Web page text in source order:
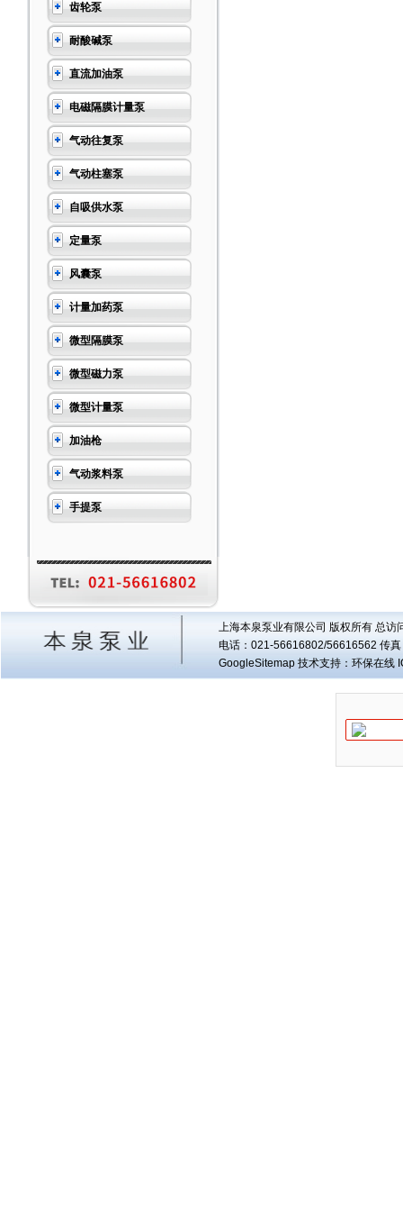
齿轮泵
耐酸碱泵
直流加油泵
电磁隔膜计量泵
气动往复泵
气动柱塞泵
自吸供水泵
定量泵
风囊泵
计量加药泵
微型隔膜泵
微型磁力泵
微型计量泵
加油枪
气动浆料泵
手提泵
上海本泉泵业有限公司 版权所有 总访
电话：021-56616802/56616562 传
GoogleSitemap技术支持：环保在线